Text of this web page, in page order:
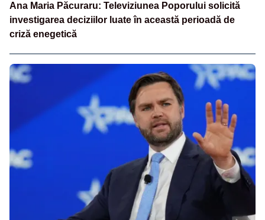
Ana Maria Păcuraru: Televiziunea Poporului solicită
investigarea deciziilor luate în această perioadă de
criză enegetică